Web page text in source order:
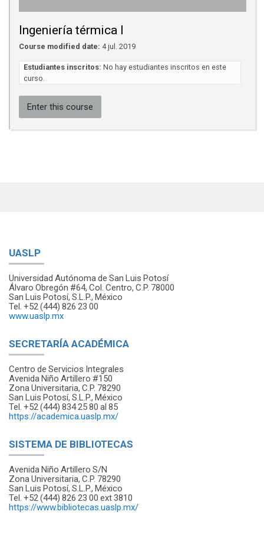
Ingeniería térmica I
Course modified date: 4 jul. 2019
Estudiantes inscritos: No hay estudiantes inscritos en este
curso.
Enter this course
UASLP
Universidad Autónoma de San Luis Potosí
Álvaro Obregón #64, Col. Centro, C.P. 78000
San Luis Potosí, S.L.P., México
Tel. +52 (444) 826 23 00
www.uaslp.mx
SECRETARÍA ACADÉMICA
Centro de Servicios Integrales
Avenida Niño Artillero #150
Zona Universitaria, C.P. 78290
San Luis Potosí, S.L.P., México
Tel. +52 (444) 834 25 80 al 85
https://academica.uaslp.mx/
SISTEMA DE BIBLIOTECAS
Avenida Niño Artillero S/N
Zona Universitaria, C.P. 78290
San Luis Potosí, S.L.P., México
Tel. +52 (444) 826 23 00 ext 3810
https://www.bibliotecas.uaslp.mx/